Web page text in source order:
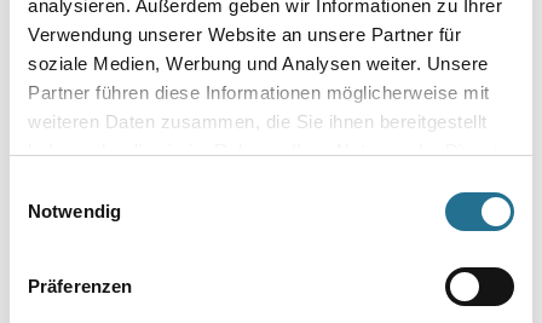
analysieren. Außerdem geben wir Informationen zu Ihrer
Verwendung unserer Website an unsere Partner für
soziale Medien, Werbung und Analysen weiter. Unsere
Partner führen diese Informationen möglicherweise mit
weiteren Daten zusammen, die Sie ihnen bereitgestellt
haben oder die sie im Rahmen Ihrer Nutzung der Dienste
Notwendig
Präferenzen
Bitte einloggen, um Preise zu
sehen
Bitte einloggen, um Preise zu
sehen